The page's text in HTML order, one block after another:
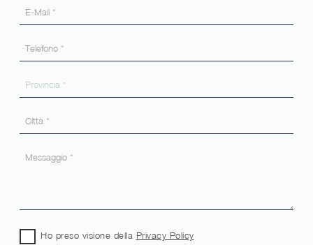
Ho preso visione della Privacy Policy